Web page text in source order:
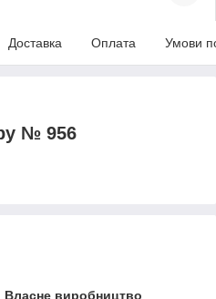
Доставка Оплата Умови
№ 956
Власне виробництво